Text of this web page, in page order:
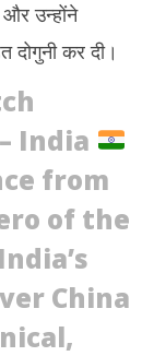
उन्होंने
दोगुनी कर दी।
India
from
of the
China